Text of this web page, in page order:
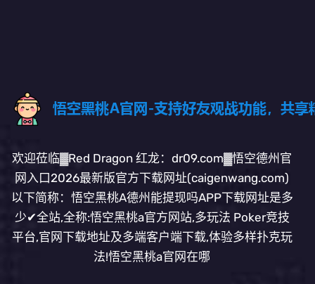
欢迎莅临▓Red Dragon 红龙：dr09.com▓悟空德州官
网入口2026最新版官方下载网址(caigenwang.com)
以下简称：悟空黑桃A德州能提现吗APP下载网址是多
少✔全站,全称:悟空黑桃a官方网站,多玩法 Poker竞技
平台,官网下载地址及多端客户端下载,体验多样扑克玩
法!悟空黑桃a官网在哪